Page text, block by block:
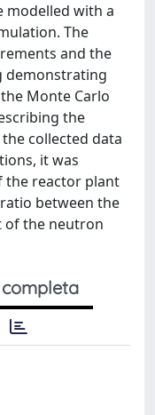
modelled with a
The
and the
demonstrating
Monte Carlo
the
collected data
it was
the reactor plant
between the
of the neutron